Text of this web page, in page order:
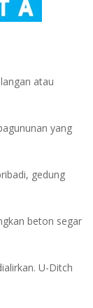
atau
yang
gedung
beton segar
U-Ditch